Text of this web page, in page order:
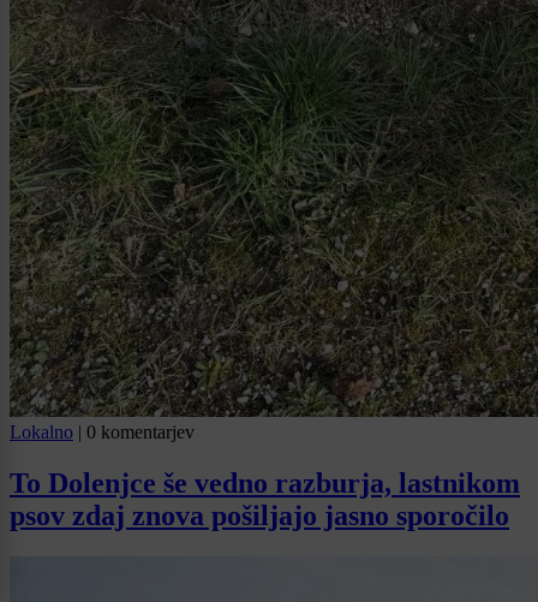
Lokalno | 0 komentarjev
To Dolenjce še vedno razburja, lastnikom
psov zdaj znova pošiljajo jasno sporočilo